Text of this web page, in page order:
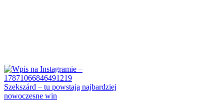
Szekszárd – tu powstają najbardziej
nowoczesne win